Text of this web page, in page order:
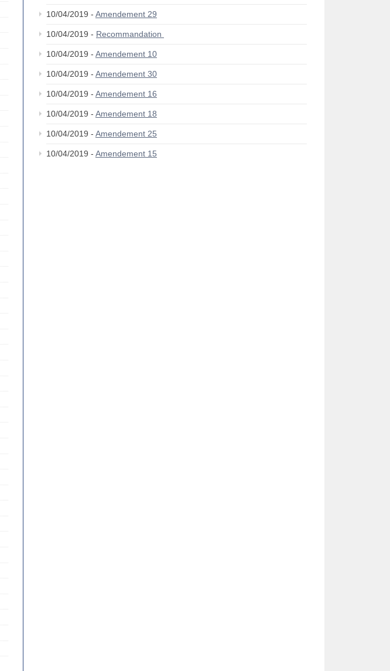
10/04/2019 - Amendement 29
10/04/2019 - Recommandation
10/04/2019 - Amendement 10
10/04/2019 - Amendement 30
10/04/2019 - Amendement 16
10/04/2019 - Amendement 18
10/04/2019 - Amendement 25
10/04/2019 - Amendement 15